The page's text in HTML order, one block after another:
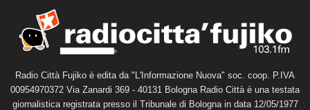
Radio Città Fujiko è edita da "L'Informazione Nuova" soc. coop. P.IVA
00954970372 Via Zanardi 369 - 40131 Bologna Radio Città è una testata
giornalistica registrata presso il Tribunale di Bologna in data 12/05/1977